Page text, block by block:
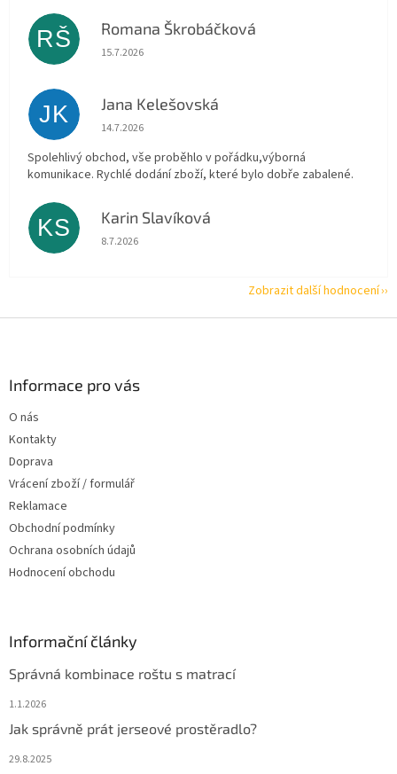
RŠ Romana Škrobáčková
Hodnocení obchodu je 5 z 5 hvězdiček.
15.7.2026
JK Jana Kelešovská
Hodnocení obchodu je 5 z 5 hvězdiček.
14.7.2026
Spolehlivý obchod, vše proběhlo v pořádku,výborná
komunikace. Rychlé dodání zboží, které bylo dobře zabalené.
KS Karin Slavíková
Hodnocení obchodu je 5 z 5 hvězdiček.
8.7.2026
Zobrazit další hodnocení
Informace pro vás
O nás
Kontakty
Doprava
Vrácení zboží / formulář
Reklamace
Obchodní podmínky
Ochrana osobních údajů
Hodnocení obchodu
Informační články
Správná kombinace roštu s matrací
1.1.2026
Jak správně prát jerseové prostěradlo?
29.8.2025